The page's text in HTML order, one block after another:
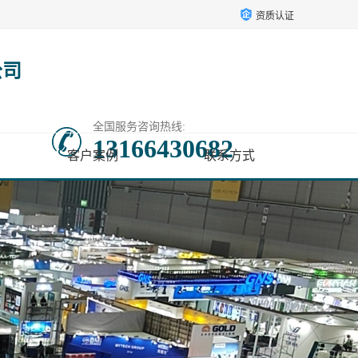
资质认证
全国服务咨询热线:
13166430682
客户案例 联系方式